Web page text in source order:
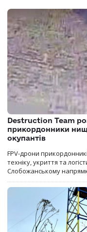
Destruction Team
прикордонники
окупантів
FPV-дрони
техніку, укриття та
Слобожанському